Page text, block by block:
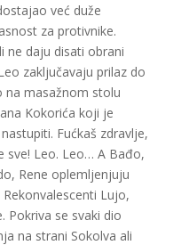
već duže
za protivnike.
ne daju disati obrani
zaključavaju prilaz do
na masažnom stolu
Kokorića koji je
Fućkaš zdravlje,
sve! Leo. Leo… A Bađo,
Rene oplemljenjuju
Lujo,
Pokriva se svaki dio
na strani Sokolva ali